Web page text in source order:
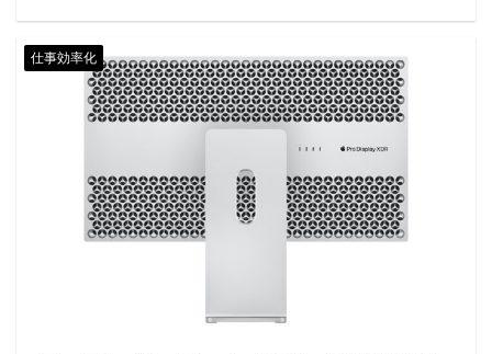
仕事効率化